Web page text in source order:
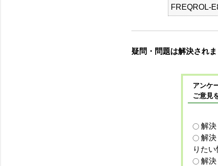
FREQROL-
疑問・問題は解決され
アンケ
ご意見
解
解
りた
解